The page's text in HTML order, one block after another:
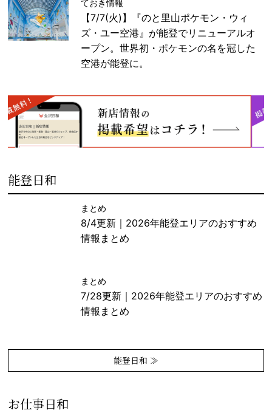
ておき情報
【7/7(火)】『のと里山ポケモン・ウィ
ズ・ユー空港』が能登でリニューアルオ
ープン。世界初・ポケモンの名を冠した
空港が能登に。
能登日和
まとめ
8/4更新｜2026年能登エリアのおすすめ
情報まとめ
まとめ
7/28更新｜2026年能登エリアのおすすめ
情報まとめ
能登日和 ≫
お仕事日和